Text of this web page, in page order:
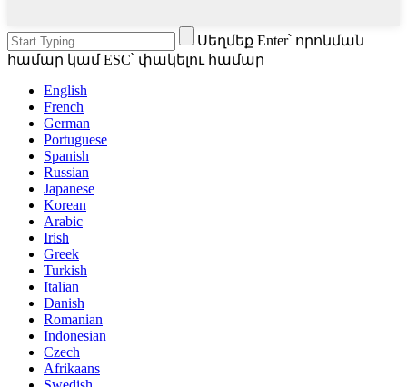
Սեղմեք Enter՝ որոնման
համար կամ ESC՝ փակելու համար
English
French
German
Portuguese
Spanish
Russian
Japanese
Korean
Arabic
Irish
Greek
Turkish
Italian
Danish
Romanian
Indonesian
Czech
Afrikaans